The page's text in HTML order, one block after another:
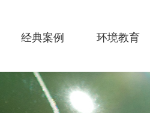
经典案例 环境教育